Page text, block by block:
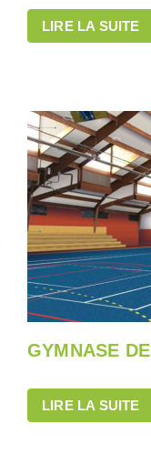
LIRE LA SUITE
GYMNASE
LIRE LA SUITE